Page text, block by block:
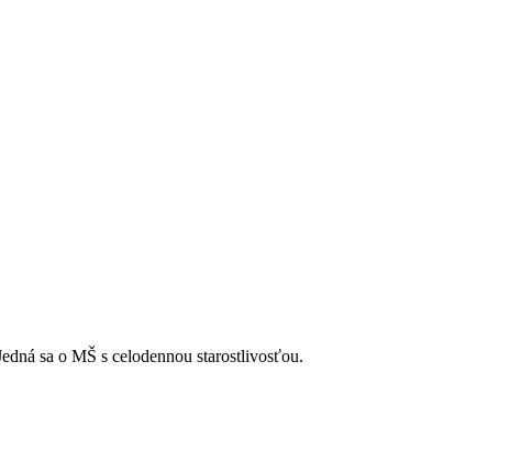
sa o MŠ s celodennou starostlivosťou.